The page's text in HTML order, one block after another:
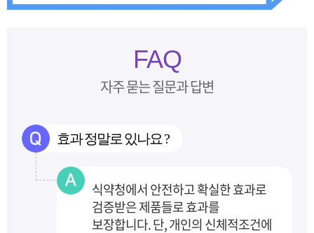
FAQ
자주 묻는 질문과 답변
효과 정말로 있나요 ?
식약청에서 안전하고 확실한 효과로
검증받은 제품들로 효과를
보장합니다.단, 개인의 신체적조건에